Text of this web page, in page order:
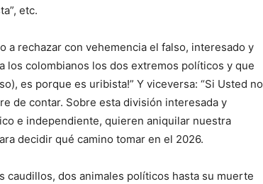
etc.
a rechazar con vehemencia el falso, interesado y
los colombianos los dos extremos políticos y que
es porque es uribista!” Y viceversa: “Si Usted no
de contar. Sobre esta división interesada y
e independiente, quieren aniquilar nuestra
decidir qué camino tomar en el 2026.
caudillos, dos animales políticos hasta su muerte